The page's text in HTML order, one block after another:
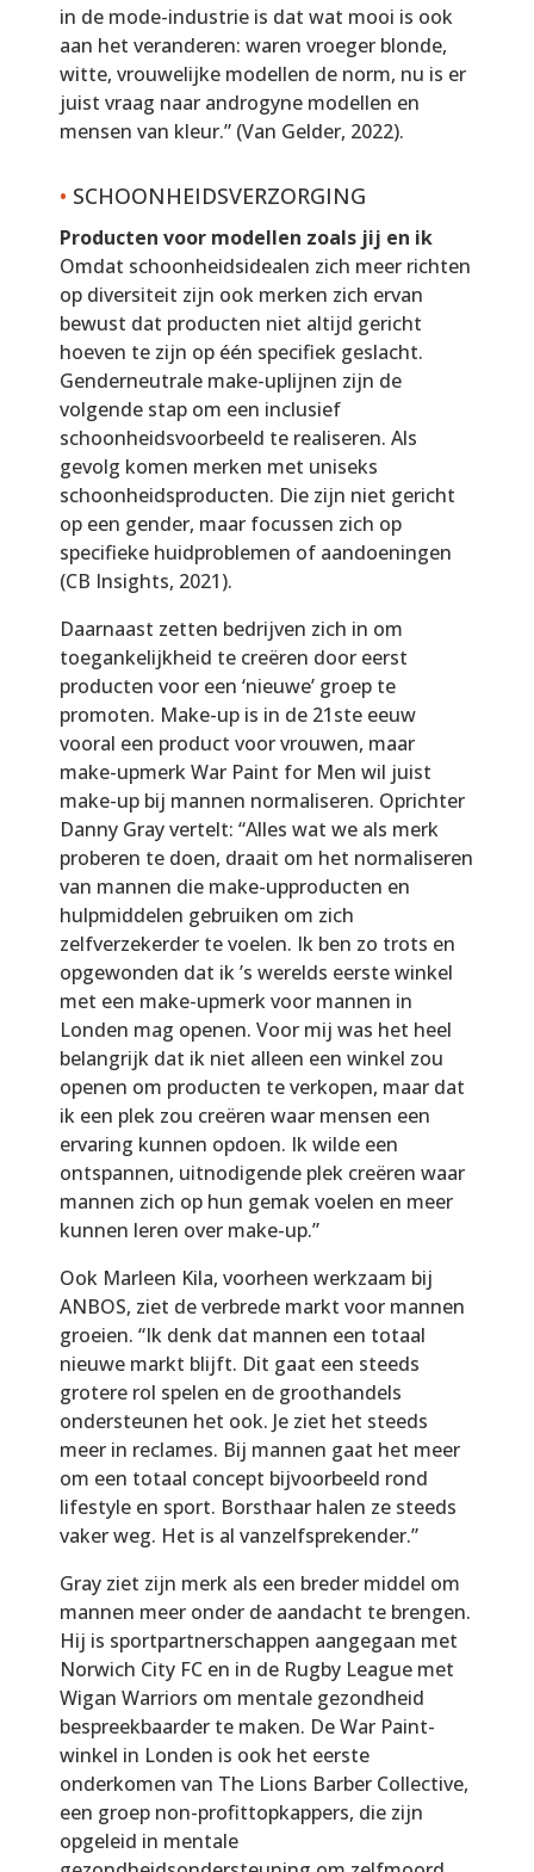
in de mode-industrie is dat wat mooi is ook
aan het veranderen: waren vroeger blonde,
witte, vrouwelijke modellen de norm, nu is er
juist vraag naar androgyne modellen en
mensen van kleur.” (Van Gelder, 2022).
• SCHOONHEIDSVERZORGING
Producten voor modellen zoals jij en ik
Omdat schoonheidsidealen zich meer richten
op diversiteit zijn ook merken zich ervan
bewust dat producten niet altijd gericht
hoeven te zijn op één specifiek geslacht.
Genderneutrale make-uplijnen zijn de
volgende stap om een inclusief
schoonheidsvoorbeeld te realiseren. Als
gevolg komen merken met uniseks
schoonheidsproducten. Die zijn niet gericht
op een gender, maar focussen zich op
specifieke huidproblemen of aandoeningen
(CB Insights, 2021).
Daarnaast zetten bedrijven zich in om
toegankelijkheid te creëren door eerst
producten voor een ‘nieuwe’ groep te
promoten. Make-up is in de 21ste eeuw
vooral een product voor vrouwen, maar
make-upmerk War Paint for Men wil juist
make-up bij mannen normaliseren. Oprichter
Danny Gray vertelt: “Alles wat we als merk
proberen te doen, draait om het normaliseren
van mannen die make-upproducten en
hulpmiddelen gebruiken om zich
zelfverzekerder te voelen. Ik ben zo trots en
opgewonden dat ik ’s werelds eerste winkel
met een make-upmerk voor mannen in
Londen mag openen. Voor mij was het heel
belangrijk dat ik niet alleen een winkel zou
openen om producten te verkopen, maar dat
ik een plek zou creëren waar mensen een
ervaring kunnen opdoen. Ik wilde een
ontspannen, uitnodigende plek creëren waar
mannen zich op hun gemak voelen en meer
kunnen leren over make-up.”
Ook Marleen Kila, voorheen werkzaam bij
ANBOS, ziet de verbrede markt voor mannen
groeien. “Ik denk dat mannen een totaal
nieuwe markt blijft. Dit gaat een steeds
grotere rol spelen en de groothandels
ondersteunen het ook. Je ziet het steeds
meer in reclames. Bij mannen gaat het meer
om een totaal concept bijvoorbeeld rond
lifestyle en sport. Borsthaar halen ze steeds
vaker weg. Het is al vanzelfsprekender.”
Gray ziet zijn merk als een breder middel om
mannen meer onder de aandacht te brengen.
Hij is sportpartnerschappen aangegaan met
Norwich City FC en in de Rugby League met
Wigan Warriors om mentale gezondheid
bespreekbaarder te maken. De War Paint-
winkel in Londen is ook het eerste
onderkomen van The Lions Barber Collective,
een groep non-profittopkappers, die zijn
opgeleid in mentale